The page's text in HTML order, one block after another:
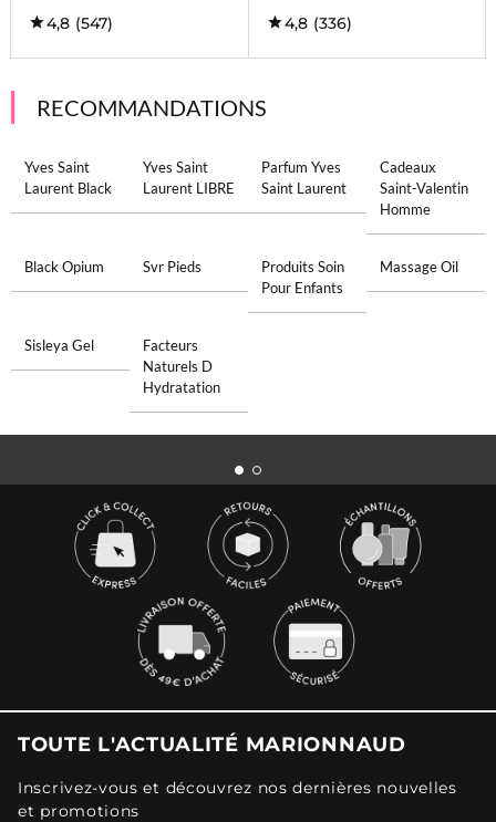
4,8 (547) 4,8 (336)
RECOMMANDATIONS
Yves Saint
Laurent Black
Yves Saint
Laurent LIBRE
Parfum Yves
Saint Laurent
Cadeaux
Saint-Valentin
Homme
Black Opium Svr Pieds
Produits Soin
Pour Enfants
Massage Oil
Sisleya Gel
Facteurs
Naturels D
Hydratation
TOUTE L'ACTUALITÉ MARIONNAUD
Inscrivez-vous et découvrez nos dernières nouvelles
et promotions